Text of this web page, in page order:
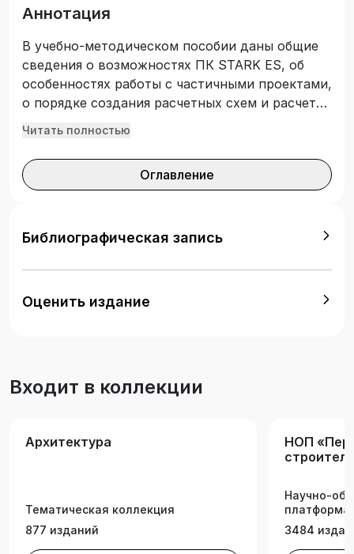
Аннотация
В учебно-методическом пособии даны общие
сведения о возможностях ПК STARK ES, об
особенностях работы с частичными проектами,
о порядке создания расчетных схем и расчета
железобетонных конструкций. Для
08.03.01 Строительство, 07.03.01 Архитектура,
07.03.02 Реконструкция и реставрация
сооружений очной формы обучения.
Читать полностью
Оглавление
Библиографическая запись
Оценить издание
Входит в коллекции
Архитектура
Тематическая коллекция
877 изданий
НОП
Научно-
платформа
3484